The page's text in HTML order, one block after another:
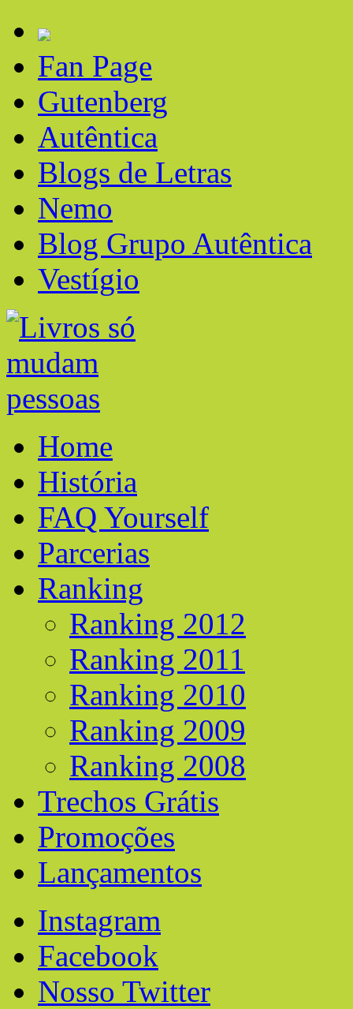
Fan Page
Gutenberg
Autêntica
Blogs de Letras
Nemo
Blog Grupo Autêntica
Vestígio
Home
História
FAQ Yourself
Parcerias
Ranking
Ranking 2012
Ranking 2011
Ranking 2010
Ranking 2009
Ranking 2008
Trechos Grátis
Promoções
Lançamentos
Instagram
Facebook
Nosso Twitter